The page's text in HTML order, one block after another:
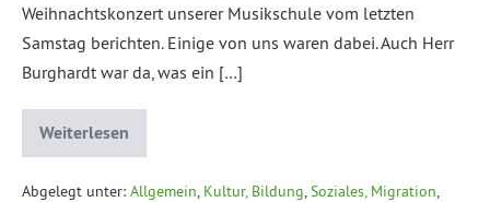
Weihnachtskonzert unserer Musikschule vom letzten
Samstag berichten. Einige von uns waren dabei. Auch Herr
Burghardt war da, was ein […]
Weiterlesen
Abgelegt unter: Allgemein, Kultur, Bildung,Soziales, Migration,